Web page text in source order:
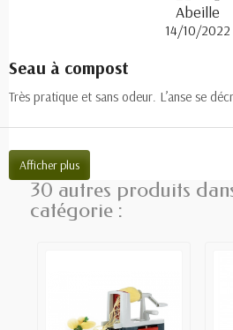
Abeille
14/10/2022
Seau à compost
Très pratique et sans odeur. L’anse se
Afficher plus
30 autres produits
catégorie :